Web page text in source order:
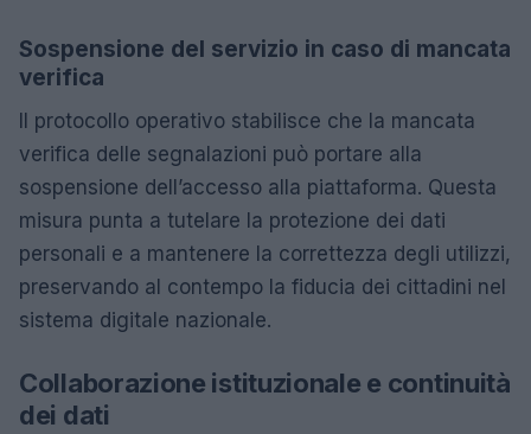
Sospensione del servizio in caso di mancata
verifica
Il protocollo operativo stabilisce che la mancata
verifica delle segnalazioni può portare alla
sospensione dell’accesso alla piattaforma. Questa
misura punta a tutelare la protezione dei dati
personali e a mantenere la correttezza degli utilizzi,
preservando al contempo la fiducia dei cittadini nel
sistema digitale nazionale.
Collaborazione istituzionale e continuità
dei dati